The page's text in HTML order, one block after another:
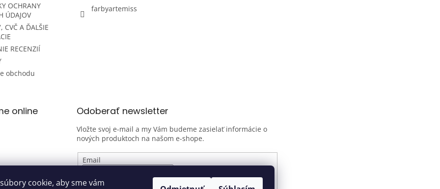
cookie, aby sme vám
OCHRANY
ÚDAJOV
CVČ A ĎALŠIE
RECENZIÍ
obchodu
farbyartemiss
online Odoberať newsletter
Vložte svoj e-mail a my Vám budeme zasielať informácie o
nových produktoch na našom e-shope.
Email
Vložením e-mailu súhlasíte s
podmienkami ochrany